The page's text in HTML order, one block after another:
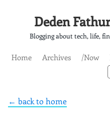
Deden
Blogging about tech, life,
Home Archives /Now
← back to home